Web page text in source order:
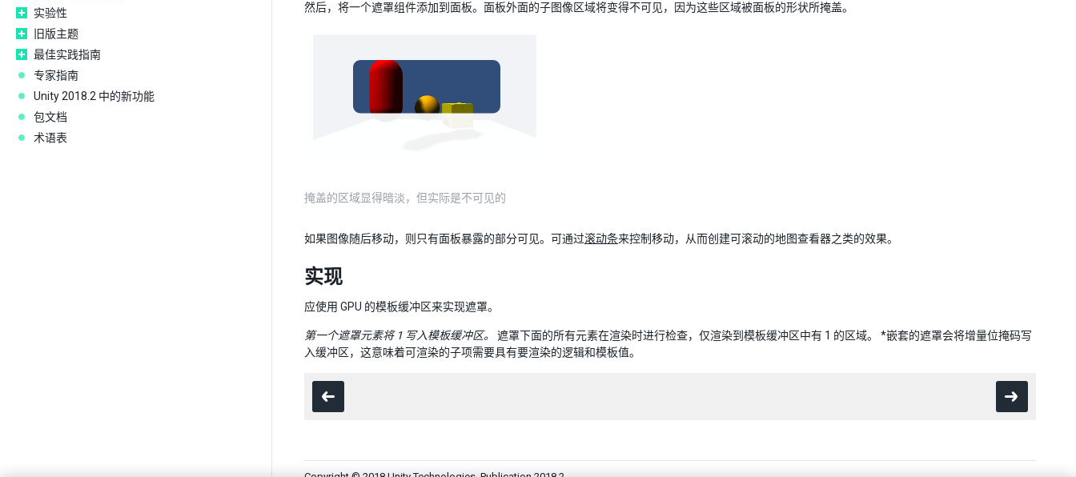
实验性
旧版主题
最佳实践指南
专家指南
Unity 2018.2 中的新功能
包文档
术语表
然后，将一个遮罩组件添加到面板。面板外面的子图像区域将变得不可见，因为这些区域被面板的形状所掩盖。
掩盖的区域显得暗淡，但实际是不可见的
如果图像随后移动，则只有面板暴露的部分可见。可通过滚动条来控制移动，从而创建可滚动的地图查看器之类的效果。
实现
应使用 GPU 的模板缓冲区来实现遮罩。
第一个遮罩元素将 1 写入模板缓冲区。 遮罩下面的所有元素在渲染时进行检查，仅渲染到模板缓冲区中有 1 的区域。 *嵌套的遮罩会将增量位掩码写
入缓冲区，这意味着可渲染的子项需要具有要渲染的逻辑和模板值。